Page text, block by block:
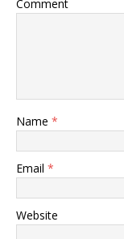
Comment
Name *
Email *
Website